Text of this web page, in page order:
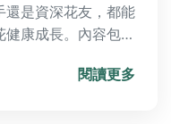
還是資深花友，都能
康成長。內容包括
閱讀更多